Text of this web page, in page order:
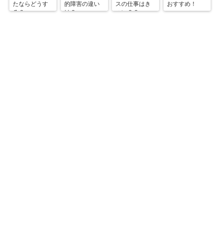
たならどうす
る？
的障害の違い
は？
スの仕事はき
つい？？
おすすめ！